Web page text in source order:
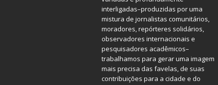
interligadas–produzidas por uma
mistura de jornalistas comunitários,
moradores, repórteres solidários,
observadores internacionais e
pesquisadores acadêmicos–
trabalhamos para gerar uma imagem
mais precisa das favelas, de suas
contribuições para a cidade e do